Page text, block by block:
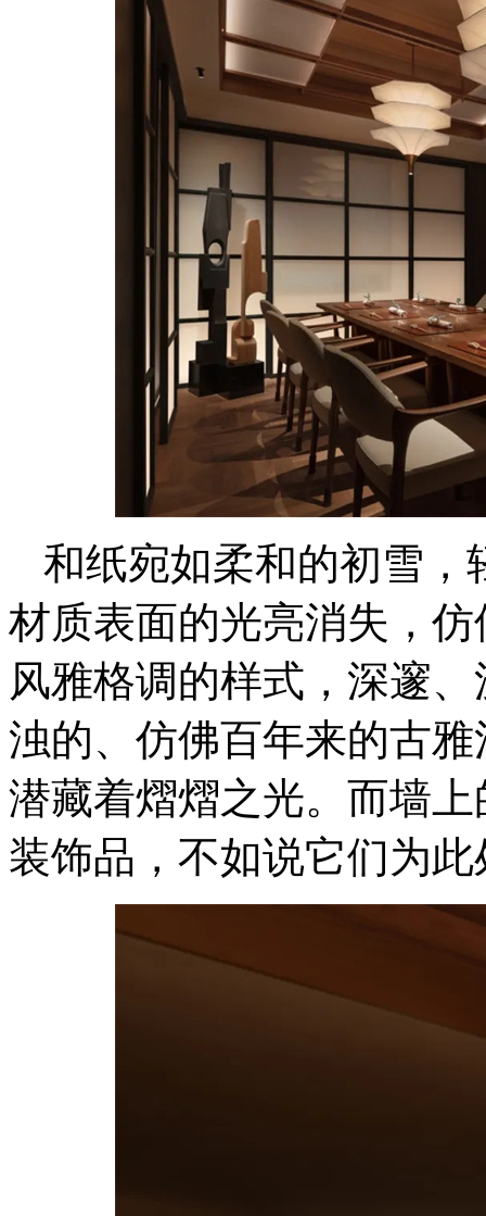
和纸宛如柔和的初雪，
材质表面的光亮消失，
风雅格调的样式，深邃
浊的、仿佛百年来的古
潜藏着熠熠之光。而墙
装饰品，不如说它们为